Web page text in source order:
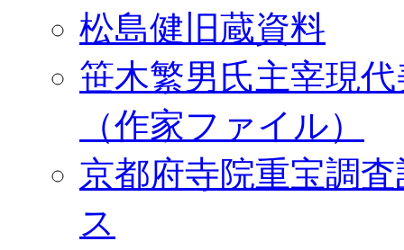
松島健旧蔵資料
笹木繁男氏主宰現
（作家ファイル）
京都府寺院重宝調
ス